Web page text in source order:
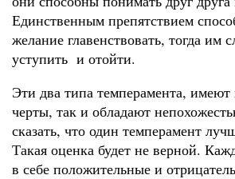
Единственным препятствием
желание главенствовать, тогда им
уступить и отойти.
Эти два типа темперамента, имеют
черты, так и обладают
сказать, что один темперамент
Такая оценка будет не верной.
в себе положительные и